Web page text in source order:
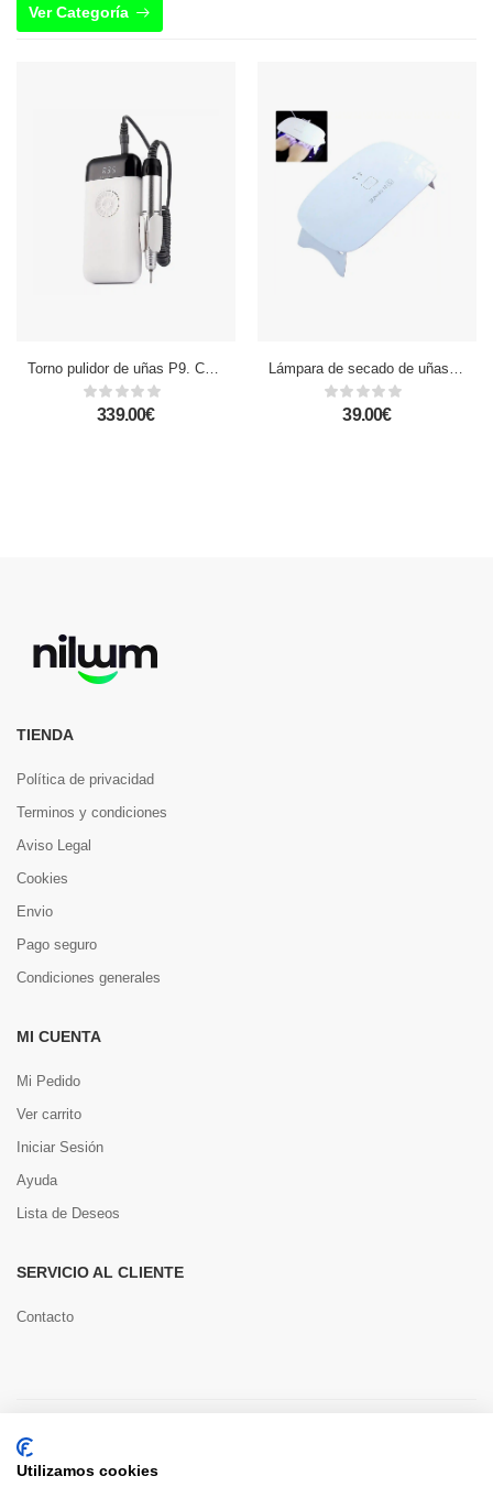
Ver Categoría
Torno pulidor de uñas P9. Cabezal cerámico, 35.000 rpm.
339.00€
Lámpara de secado de uñas UV ultravioleta. Para esmaltes especiales tipo semipermantente, acrílico, etc.
39.00€
TIENDA
Política de privacidad
Terminos y condiciones
Aviso Legal
Cookies
Envio
Pago seguro
Condiciones generales
MI CUENTA
Mi Pedido
Ver carrito
Iniciar Sesión
Ayuda
Lista de Deseos
SERVICIO AL CLIENTE
Contacto
Utilizamos cookies